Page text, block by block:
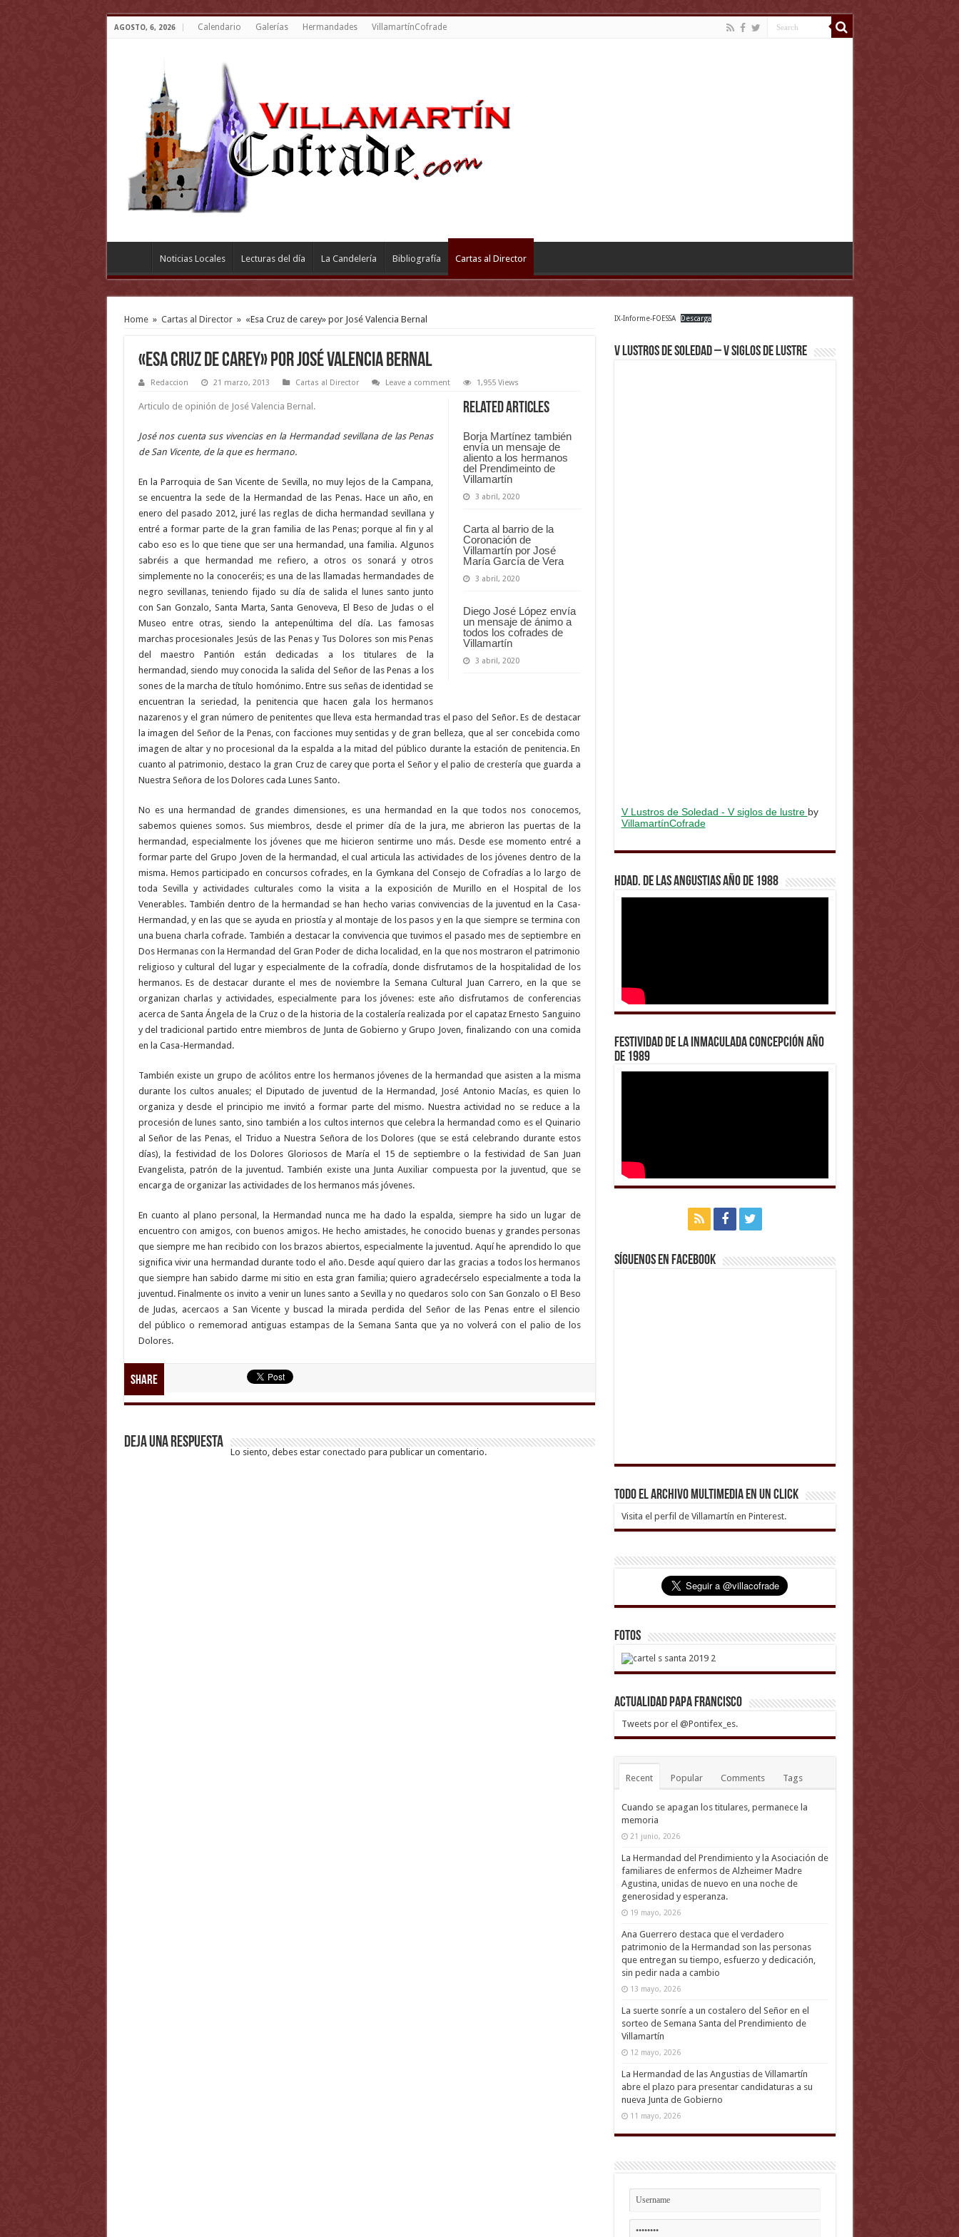
AGOSTO, 6, 2026 Calendario Galerías Hermandades VillamartínCofrade
Noticias Locales Lecturas del día La Candelería Bibliografía Cartas al Director
Home » Cartas al Director » «Esa Cruz de carey» por José Valencia Bernal
«Esa Cruz de carey» por José Valencia Bernal
Redaccion 21 marzo, 2013 Cartas al Director Leave a comment 1,955 Views
Related Articles
Borja Martínez también
envía un mensaje de
aliento a los hermanos
del Prendimeinto de
Villamartín
3 abril, 2020
Carta al barrio de la
Coronación de
Villamartín por José
María García de Vera
3 abril, 2020
Diego José López envía
un mensaje de ánimo a
todos los cofrades de
Villamartín
3 abril, 2020
Articulo de opinión de José Valencia Bernal.
José nos cuenta sus vivencias en la Hermandad sevillana de las Penas
de San Vicente, de la que es hermano.
En la Parroquia de San Vicente de Sevilla, no muy lejos de la Campana,
se encuentra la sede de la Hermandad de las Penas. Hace un año, en
enero del pasado 2012, juré las reglas de dicha hermandad sevillana y
entré a formar parte de la gran familia de las Penas; porque al fin y al
cabo eso es lo que tiene que ser una hermandad, una familia. Algunos
sabréis a que hermandad me refiero, a otros os sonará y otros
simplemente no la conoceréis; es una de las llamadas hermandades de
negro sevillanas, teniendo fijado su día de salida el lunes santo junto
con San Gonzalo, Santa Marta, Santa Genoveva, El Beso de Judas o el
Museo entre otras, siendo la antepenúltima del día. Las famosas
marchas procesionales Jesús de las Penas y Tus Dolores son mis Penas
del maestro Pantión están dedicadas a los titulares de la
hermandad, siendo muy conocida la salida del Señor de las Penas a los
sones de la marcha de título homónimo. Entre sus señas de identidad se
encuentran la seriedad, la penitencia que hacen gala los hermanos
nazarenos y el gran número de penitentes que lleva esta hermandad tras el paso del Señor. Es de destacar
la imagen del Señor de la Penas, con facciones muy sentidas y de gran belleza, que al ser concebida como
imagen de altar y no procesional da la espalda a la mitad del público durante la estación de penitencia. En
cuanto al patrimonio, destaco la gran Cruz de carey que porta el Señor y el palio de crestería que guarda a
Nuestra Señora de los Dolores cada Lunes Santo.
No es una hermandad de grandes dimensiones, es una hermandad en la que todos nos conocemos,
sabemos quienes somos. Sus miembros, desde el primer día de la jura, me abrieron las puertas de la
hermandad, especialmente los jóvenes que me hicieron sentirme uno más. Desde ese momento entré a
formar parte del Grupo Joven de la hermandad, el cual articula las actividades de los jóvenes dentro de la
misma. Hemos participado en concursos cofrades, en la Gymkana del Consejo de Cofradías a lo largo de
toda Sevilla y actividades culturales como la visita a la exposición de Murillo en el Hospital de los
Venerables. También dentro de la hermandad se han hecho varias convivencias de la juventud en la Casa-
Hermandad, y en las que se ayuda en priostía y al montaje de los pasos y en la que siempre se termina con
una buena charla cofrade. También a destacar la convivencia que tuvimos el pasado mes de septiembre en
Dos Hermanas con la Hermandad del Gran Poder de dicha localidad, en la que nos mostraron el patrimonio
religioso y cultural del lugar y especialmente de la cofradía, donde disfrutamos de la hospitalidad de los
hermanos. Es de destacar durante el mes de noviembre la Semana Cultural Juan Carrero, en la que se
organizan charlas y actividades, especialmente para los jóvenes: este año disfrutamos de conferencias
acerca de Santa Ángela de la Cruz o de la historia de la costalería realizada por el capataz Ernesto Sanguino
y del tradicional partido entre miembros de Junta de Gobierno y Grupo Joven, finalizando con una comida
en la Casa-Hermandad.
También existe un grupo de acólitos entre los hermanos jóvenes de la hermandad que asisten a la misma
durante los cultos anuales; el Diputado de juventud de la Hermandad, José Antonio Macías, es quien lo
organiza y desde el principio me invitó a formar parte del mismo. Nuestra actividad no se reduce a la
procesión de lunes santo, sino también a los cultos internos que celebra la hermandad como es el Quinario
al Señor de las Penas, el Triduo a Nuestra Señora de los Dolores (que se está celebrando durante estos
días), la festividad de los Dolores Gloriosos de María el 15 de septiembre o la festividad de San Juan
Evangelista, patrón de la juventud. También existe una Junta Auxiliar compuesta por la juventud, que se
encarga de organizar las actividades de los hermanos más jóvenes.
En cuanto al plano personal, la Hermandad nunca me ha dado la espalda, siempre ha sido un lugar de
encuentro con amigos, con buenos amigos. He hecho amistades, he conocido buenas y grandes personas
que siempre me han recibido con los brazos abiertos, especialmente la juventud. Aquí he aprendido lo que
significa vivir una hermandad durante todo el año. Desde aquí quiero dar las gracias a todos los hermanos
que siempre han sabido darme mi sitio en esta gran familia; quiero agradecérselo especialmente a toda la
juventud. Finalmente os invito a venir un lunes santo a Sevilla y no quedaros solo con San Gonzalo o El Beso
de Judas, acercaos a San Vicente y buscad la mirada perdida del Señor de las Penas entre el silencio
del público o rememorad antiguas estampas de la Semana Santa que ya no volverá con el palio de los
Dolores.
Share
Deja una respuesta
Lo siento, debes estar conectado para publicar un comentario.
IX-Informe-FOESSA Descarga
V Lustros de Soledad – V Siglos de Lustre
V Lustros de Soledad - V siglos de lustre by
VillamartínCofrade
Hdad. de Las Angustias año de 1988
Festividad de la Inmaculada Concepción año
de 1989
Síguenos en Facebook
Todo el archivo multimedia en un click
Visita el perfil de Villamartín en Pinterest.
Fotos
Actualidad Papa Francisco
Tweets por el @Pontifex_es.
Recent Popular Comments Tags
Cuando se apagan los titulares, permanece la
memoria
21 junio, 2026
La Hermandad del Prendimiento y la Asociación de
familiares de enfermos de Alzheimer Madre
Agustina, unidas de nuevo en una noche de
generosidad y esperanza.
19 mayo, 2026
Ana Guerrero destaca que el verdadero
patrimonio de la Hermandad son las personas
que entregan su tiempo, esfuerzo y dedicación,
sin pedir nada a cambio
13 mayo, 2026
La suerte sonríe a un costalero del Señor en el
sorteo de Semana Santa del Prendimiento de
Villamartín
12 mayo, 2026
La Hermandad de las Angustias de Villamartín
abre el plazo para presentar candidaturas a su
nueva Junta de Gobierno
11 mayo, 2026